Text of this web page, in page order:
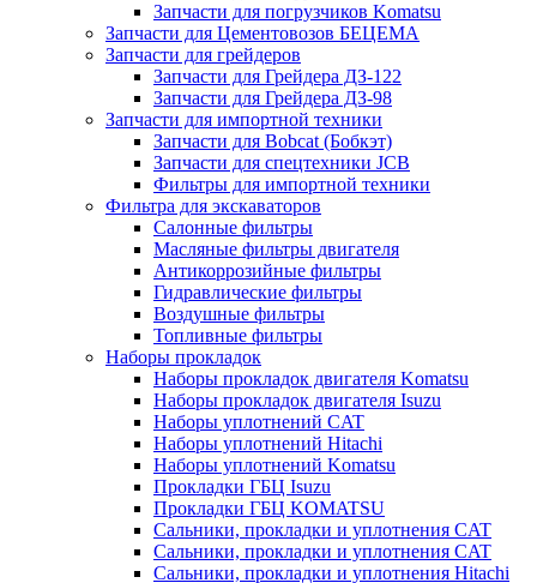
Запчасти для погрузчиков Komatsu
Запчасти для Цементовозов БЕЦЕМА
Запчасти для грейдеров
Запчасти для Грейдера ДЗ-122
Запчасти для Грейдера ДЗ-98
Запчасти для импортной техники
Запчасти для Bobcat (Бобкэт)
Запчасти для спецтехники JCB
Фильтры для импортной техники
Фильтра для экскаваторов
Салонные фильтры
Масляные фильтры двигателя
Антикоррозийные фильтры
Гидравлические фильтры
Воздушные фильтры
Топливные фильтры
Наборы прокладок
Наборы прокладок двигателя Komatsu
Наборы прокладок двигателя Isuzu
Наборы уплотнений CAT
Наборы уплотнений Hitachi
Наборы уплотнений Komatsu
Прокладки ГБЦ Isuzu
Прокладки ГБЦ KOMATSU
Сальники, прокладки и уплотнения CAT
Сальники, прокладки и уплотнения CAT
Сальники, прокладки и уплотнения Hitachi